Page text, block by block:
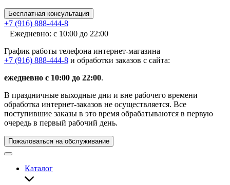
Бесплатная консультация
+7 (916) 888-444-8
Ежедневно: с 10:00 до 22:00
График работы телефона интернет-магазина
+7 (916) 888-444-8 и обработки заказов с сайта:
ежедневно с 10:00 до 22:00.
В праздничные выходные дни и вне рабочего времени
обработка интернет-заказов не осуществляется. Все
поступившие заказы в это время обрабатываются в первую
очередь в первый рабочий день.
Пожаловаться на обслуживание
Каталог